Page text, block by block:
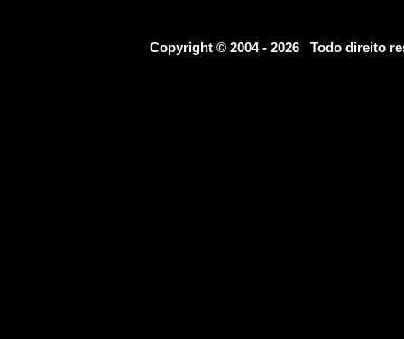
Copyright © 2004 - 2026 Todo direito